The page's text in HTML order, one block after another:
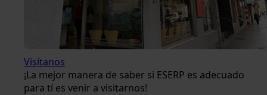
Visítanos
¡La mejor manera de saber si ESERP es adecuado
para tí es venir a visitarnos!